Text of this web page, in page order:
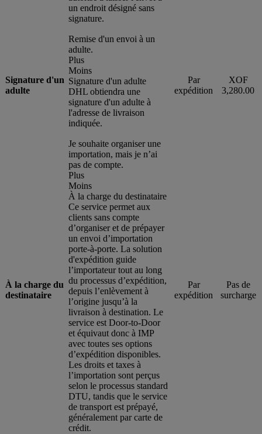
un endroit désigné sans
signature.
Signature d'un
adulte
Remise d'un envoi à un
adulte.
Plus
Moins
Signature d'un adulte
DHL obtiendra une
signature d'un adulte à
l'adresse de livraison
indiquée.
Par
expédition
XOF
3,280.00
À la charge du
destinataire
Je souhaite organiser une
importation, mais je n’ai
pas de compte.
Plus
Moins
À la charge du destinataire
Ce service permet aux
clients sans compte
d’organiser et de prépayer
un envoi d’importation
porte-à-porte. La solution
d'expédition guide
l’importateur tout au long
du processus d’expédition,
depuis l’enlèvement à
l’origine jusqu’à la
livraison à destination. Le
service est Door-to-Door
et équivaut donc à IMP
avec toutes ses options
d’expédition disponibles.
Les droits et taxes à
l’importation sont perçus
selon le processus standard
DTU, tandis que le service
de transport est prépayé,
généralement par carte de
crédit.
Par
expédition
Pas de
surcharge